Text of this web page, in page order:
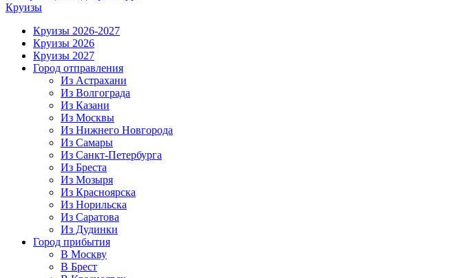
Круизы
Круизы 2026-2027
Круизы 2026
Круизы 2027
Город отправления
Из Астрахани
Из Волгограда
Из Казани
Из Москвы
Из Нижнего Новгорода
Из Самары
Из Санкт-Петербурга
Из Бреста
Из Мозыря
Из Красноярска
Из Норильска
Из Саратова
Из Дудинки
Город прибытия
В Москву
В Брест